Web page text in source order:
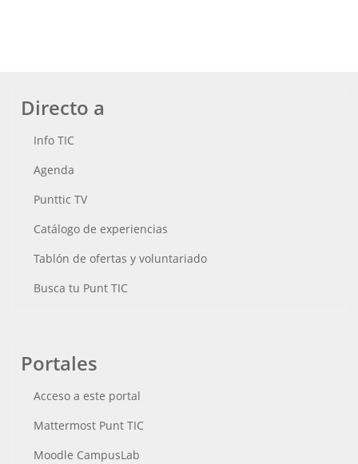
Directo a
Info TIC
Agenda
Punttic TV
Catálogo de experiencias
Tablón de ofertas y voluntariado
Busca tu Punt TIC
Portales
Acceso a este portal
Mattermost Punt TIC
Moodle CampusLab